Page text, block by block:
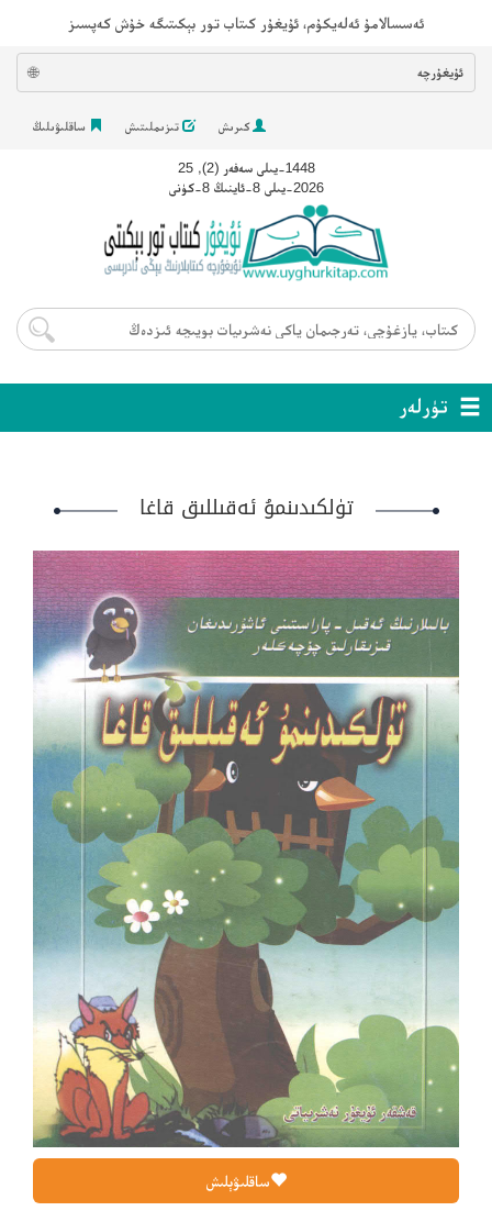
ئەسسالامۇ ئەلەيكۇم، ئۇيغۇر كىتاب تور بېكىتىگە خۇش كەپسىز
ئۇيغۇرچە 🌐
كىرىش تىزىملىتىش ساقلىۋىلىڭ
1448-يىلى سەفەر (2), 25
2026-يىلى 8-ئاينىڭ 8-كۈنى
تۈرلەر
تۈلكىدىنمۇ ئەقىللىق قاغا
ساقلىۋېلىش